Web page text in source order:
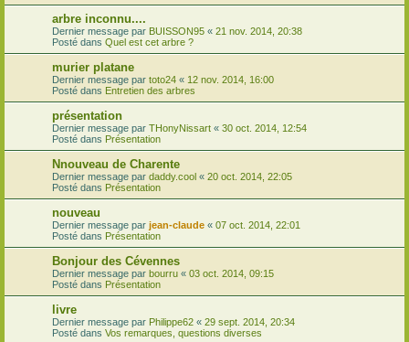
arbre inconnu....
Dernier message par BUISSON95 « 21 nov. 2014, 20:38
Posté dans Quel est cet arbre ?
murier platane
Dernier message par toto24 « 12 nov. 2014, 16:00
Posté dans Entretien des arbres
présentation
Dernier message par THonyNissart « 30 oct. 2014, 12:54
Posté dans Présentation
Nnouveau de Charente
Dernier message par daddy.cool « 20 oct. 2014, 22:05
Posté dans Présentation
nouveau
Dernier message par jean-claude « 07 oct. 2014, 22:01
Posté dans Présentation
Bonjour des Cévennes
Dernier message par bourru « 03 oct. 2014, 09:15
Posté dans Présentation
livre
Dernier message par Philippe62 « 29 sept. 2014, 20:34
Posté dans Vos remarques, questions diverses